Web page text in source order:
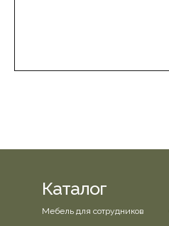
Каталог
Мебель для сотрудников